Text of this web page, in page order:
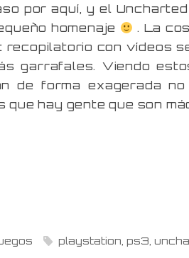
por aquí, y el
homenaje
. La
con vídeos
garrafales. Viendo
de forma exagerada
que hay gente que son
playstation ,ps3 ,